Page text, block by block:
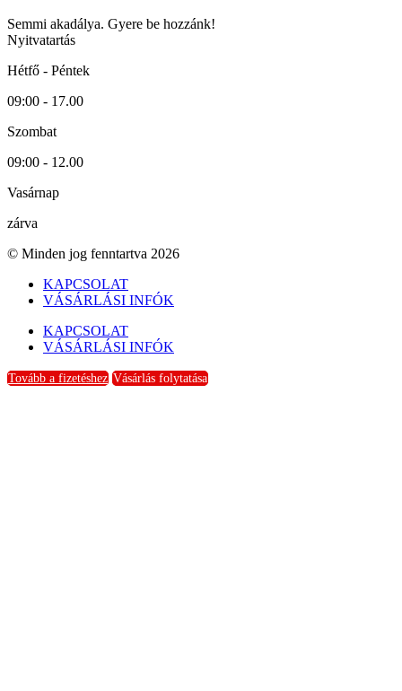
Semmi akadálya. Gyere be hozzánk!
Nyitvatartás
Hétfő - Péntek
09:00 - 17.00
Szombat
09:00 - 12.00
Vasárnap
zárva
© Minden jog fenntartva 2026
KAPCSOLAT
VÁSÁRLÁSI INFÓK
KAPCSOLAT
VÁSÁRLÁSI INFÓK
Tovább a fizetéshez Vásárlás folytatása